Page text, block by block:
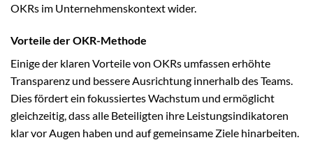
OKRs im Unternehmenskontext wider.
Vorteile der OKR-Methode
Einige der klaren Vorteile von OKRs umfassen erhöhte
Transparenz und bessere Ausrichtung innerhalb des Teams.
Dies fördert ein fokussiertes Wachstum und ermöglicht
gleichzeitig, dass alle Beteiligten ihre Leistungsindikatoren
klar vor Augen haben und auf gemeinsame Ziele hinarbeiten.